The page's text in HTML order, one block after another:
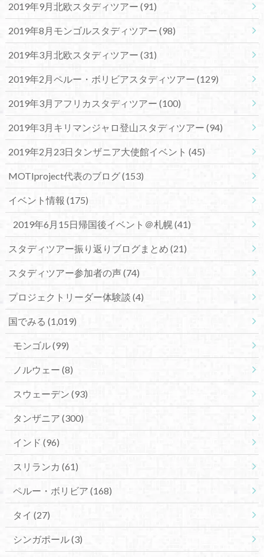
2019年9月北欧スタディツアー (91)
2019年8月モンゴルスタディツアー (98)
2019年3月北欧スタディツアー (31)
2019年2月ペルー・ボリビアスタディツアー (129)
2019年3月アフリカスタディツアー (100)
2019年3月キリマンジャロ登山スタディツアー (94)
2019年2月23日タンザニア大使館イベント (45)
MOTIproject代表のブログ(153)
イベント情報 (175)
2019年6月15日帰国後イベント＠札幌(41)
スタディツアー振り返りブログまとめ (21)
スタディツアー参加者の声(74)
プロジェクトリーダー体験談 (4)
国でみる (1,019)
モンゴル(99)
ノルウェー (8)
スウェーデン (93)
タンザニア (300)
インド (96)
スリランカ (61)
ペルー・ボリビア (168)
タイ (27)
シンガポール(3)